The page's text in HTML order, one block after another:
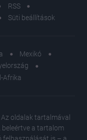
RSS
Süti beállítások
Mexikó
Afrika
oldalak tartalmával
a tartalom